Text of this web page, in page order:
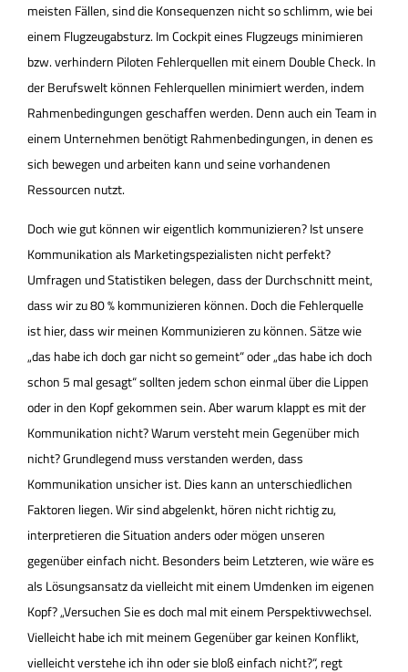
meisten Fällen, sind die Konsequenzen nicht so schlimm, wie bei
einem Flugzeugabsturz. Im Cockpit eines Flugzeugs minimieren
bzw. verhindern Piloten Fehlerquellen mit einem Double Check. In
der Berufswelt können Fehlerquellen minimiert werden, indem
Rahmenbedingungen geschaffen werden. Denn auch ein Team in
einem Unternehmen benötigt Rahmenbedingungen, in denen es
sich bewegen und arbeiten kann und seine vorhandenen
Ressourcen nutzt.
Doch wie gut können wir eigentlich kommunizieren? Ist unsere
Kommunikation als Marketingspezialisten nicht perfekt?
Umfragen und Statistiken belegen, dass der Durchschnitt meint,
dass wir zu 80 % kommunizieren können. Doch die Fehlerquelle
ist hier, dass wir meinen Kommunizieren zu können. Sätze wie
„das habe ich doch gar nicht so gemeint“ oder „das habe ich doch
schon 5 mal gesagt“ sollten jedem schon einmal über die Lippen
oder in den Kopf gekommen sein. Aber warum klappt es mit der
Kommunikation nicht? Warum versteht mein Gegenüber mich
nicht? Grundlegend muss verstanden werden, dass
Kommunikation unsicher ist. Dies kann an unterschiedlichen
Faktoren liegen. Wir sind abgelenkt, hören nicht richtig zu,
interpretieren die Situation anders oder mögen unseren
gegenüber einfach nicht. Besonders beim Letzteren, wie wäre es
als Lösungsansatz da vielleicht mit einem Umdenken im eigenen
Kopf? „Versuchen Sie es doch mal mit einem Perspektivwechsel.
Vielleicht habe ich mit meinem Gegenüber gar keinen Konflikt,
vielleicht verstehe ich ihn oder sie bloß einfach nicht?“, regt